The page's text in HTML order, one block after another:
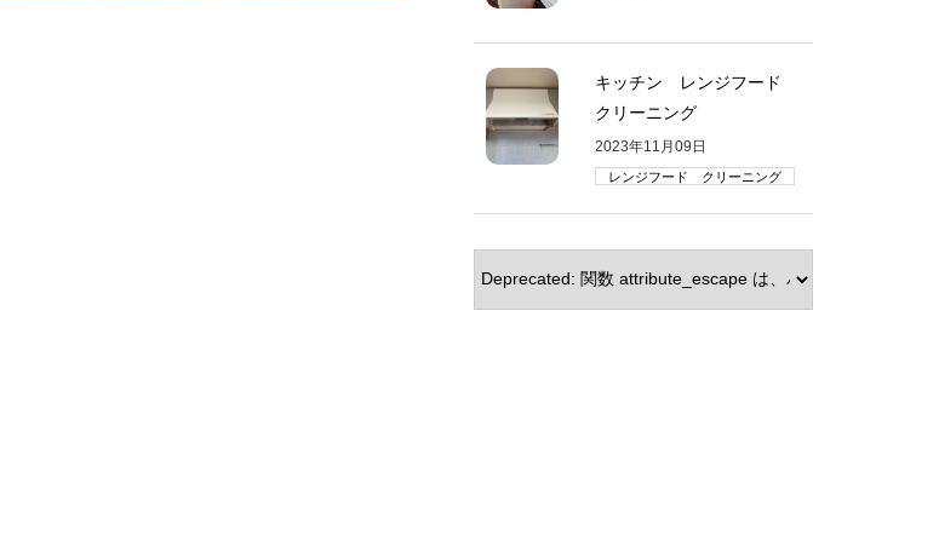
キッチン レンジフード
クリーニング
2023年11月09日
レンジフード クリーニング